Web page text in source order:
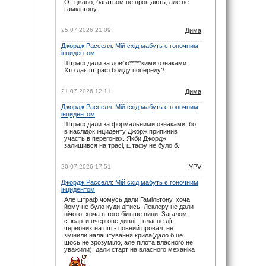
: І знову у вас помилки з часом
пропускають гонку. Виправте, або взагалі
встановити годину початку гонок. Другий рік
косячите. Не серйозно.
noteyu: Тут трансляцій немає.
Sweden1984: Вітаю шановні.
03.05.26 18:41
noteyu: Тепер головна інтрига: залишиться
Кімі лідером на старті чи, як завжди…
03.05.26 14:04
Дима: Смішно буде якщо титул візьме не
noteyu : Перевантаження 50G відчув Берман
під час зіткнення з бар'єром, повідомив Девід
Крофт
29.03.26 09:12
Дима: Навряд — Рассел ще більше програв
на старті. Червоні дуже гарно стартують.
15.03.26 15:43
noteyu: Мерси у своїй лізі. Був би Кімі
досвідченіший, то взагалі не було би шансів в
інших
От цікаво, багатьом це прощають, але не
Гамільтону.
25.07.2026 21:09 Дима
Джордж Расселл: Мій схід мабуть є гоночним
інцидентом
Штраф дали за довбо*****кими ознаками.
Хто дає штраф боліду попереду?
21.07.2026 12:11 Дима
Джордж Расселл: Мій схід мабуть є гоночним
інцидентом
Штраф дали за формальними ознаками, бо
в наслідок інциденту Джорж припинив
участь в перегонах. Якби Джордж
залишився на трасі, штафу не було б.
20.07.2026 17:51 YPV
Джордж Расселл: Мій схід мабуть є гоночним
інцидентом
Але штраф чомусь дали Гамільтону, хоча
йому не було куди дітись. Леклеру не дали
нічого, хоча в того більше вини. Загалом
стюарти вчергове дивні. І власне дії
червоних на піті - повний провал: не
змінили налаштування крила(дало б це
щось не зрозуміло, але пілота власного не
уважили), дали старт на власного механіка